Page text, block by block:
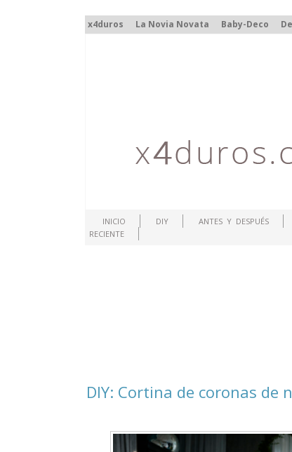
x4duros La Novia Novata Baby-Deco
INICIO DIY ANTES Y DESPUÉS
RECIENTE
DIY: Cortina de coronas de